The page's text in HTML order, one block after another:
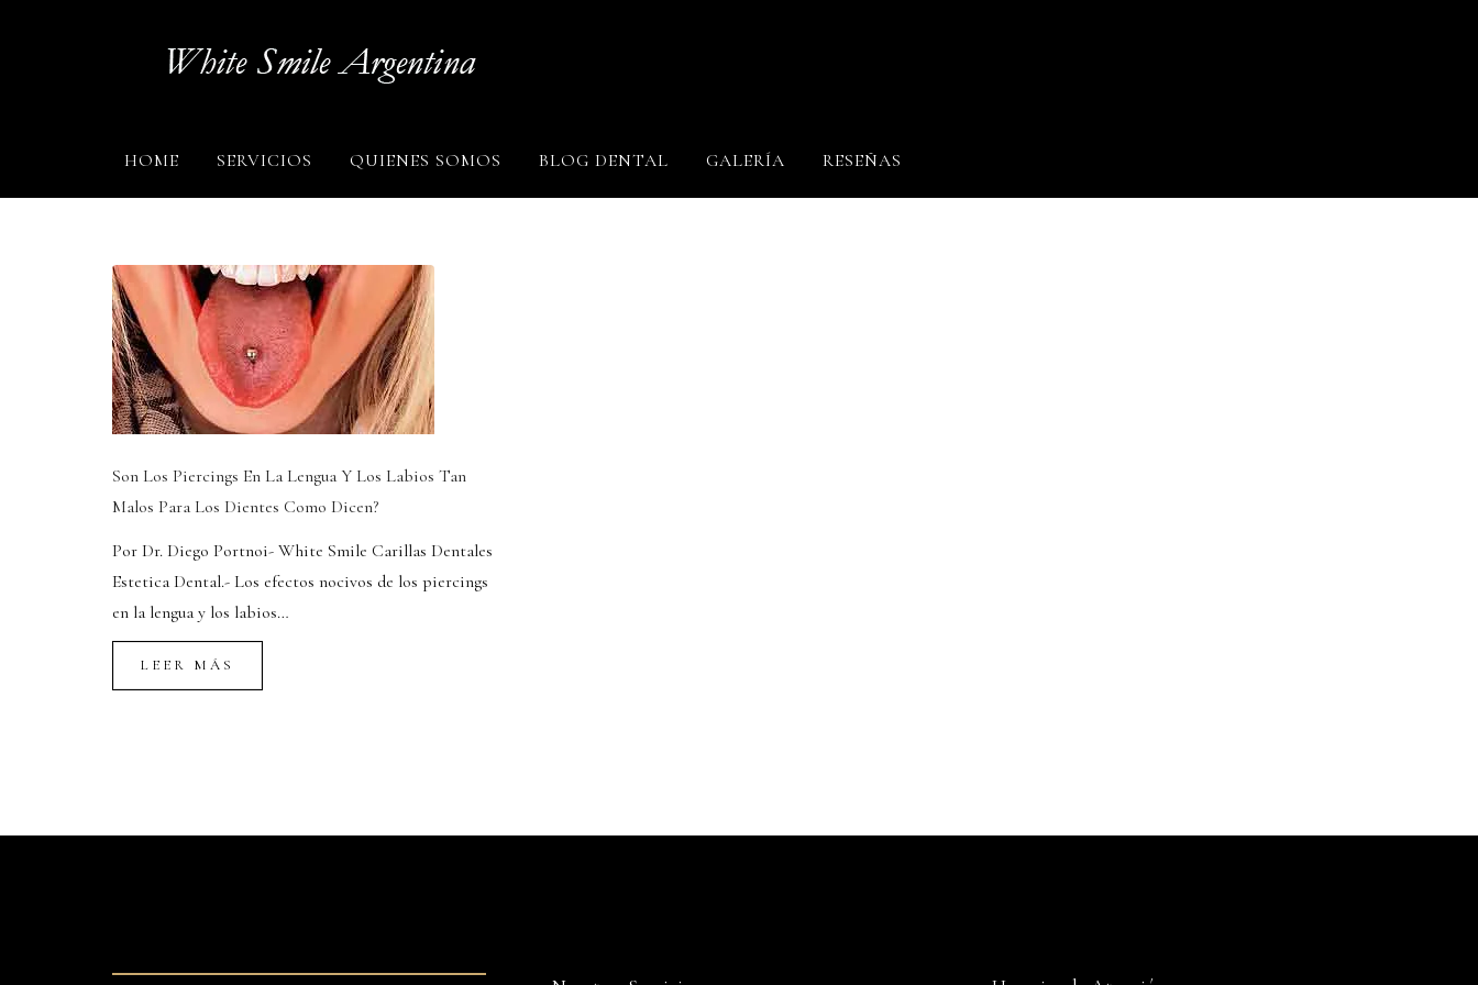
HOME SERVICIOS QUIENES SOMOS BLOG DENTAL GALERÍA RESEÑAS
Son Los Piercings En La Lengua Y Los Labios Tan
Malos Para Los Dientes Como Dicen?
Por Dr. Diego Portnoi- White Smile Carillas Dentales
Estetica Dental.- Los efectos nocivos de los piercings
en la lengua y los labios…
LEER MÁS